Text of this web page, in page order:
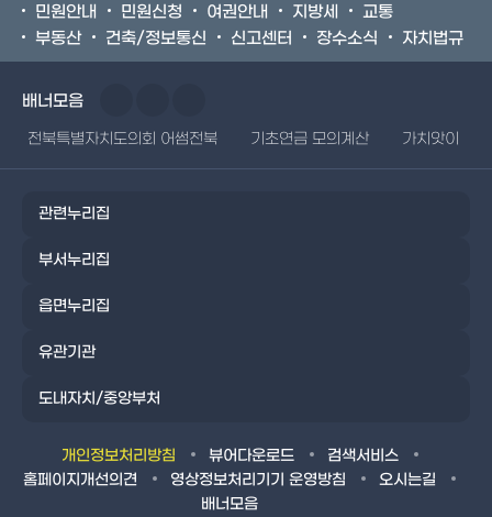
민원안내 민원신청 여권안내 지방세
교통
부동산
건축/정보통신 신고센터 장수소식 자치법규
배너모음
전북특별자치도의회 어썸전북 기초연금 모의계산 가치앗이
관련누리집
부서누리집
읍면누리집
유관기관
도내자치/중앙부처
개인정보처리방침 뷰어다운로드
검색서비스
홈페이지개선의견
영상정보처리기기 운영방침
오시는길
배너모음